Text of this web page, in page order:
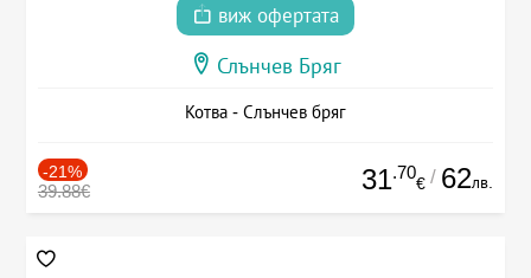
виж офертата
Слънчев Бряг
Котва - Слънчев бряг
-21%
39.88€ 31.70
€ / 62лв.